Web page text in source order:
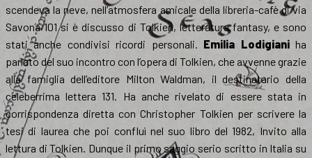
scendeva la neve, nell’atmosfera amicale della libreria-cafè di via
Savona 101 si è discusso di Tolkien, letteratura fantasy, e sono
stati anche condivisi ricordi personali. Emilia Lodigianiha
parlato del suo incontro con l’opera di Tolkien, che avvenne grazie
alla famiglia dell’editore Milton Waldman, il destinatario della
celeberrima lettera 131. Ha anche rivelato di essere stata in
corrispondenza diretta con Christopher Tolkien per scrivere la
tesi di laurea che poi confluì nel suo libro del 1982, Invito alla
lettura di Tolkien. Dunque il primo saggio serio scritto in Italia su